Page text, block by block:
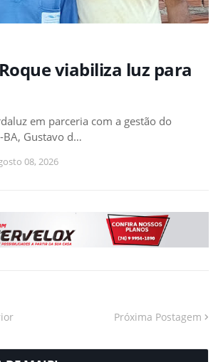
viabiliza luz para
em parceria com a gestão do
Gustavo d…
08, 2026
Próxima Postagem